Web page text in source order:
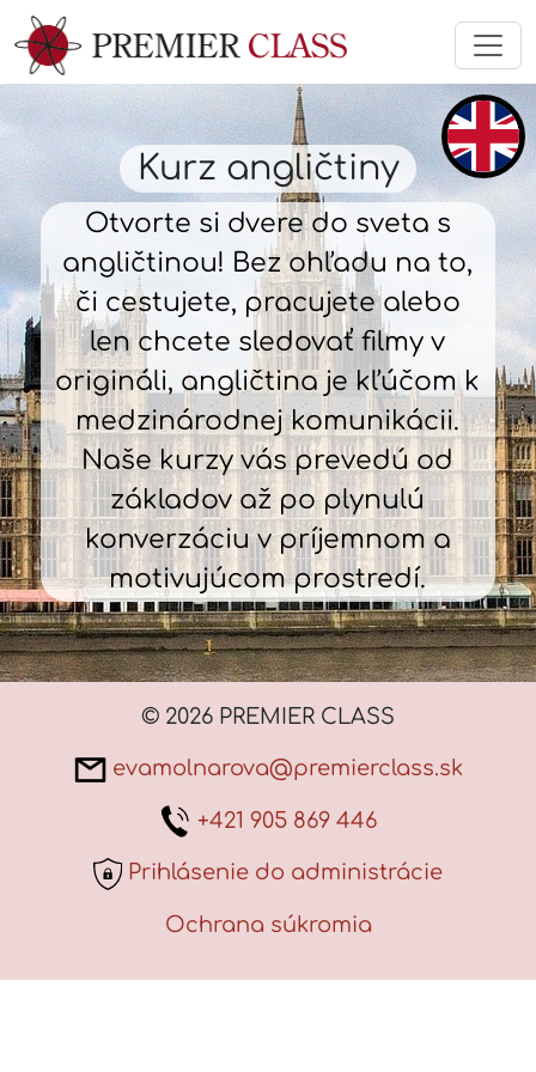
Kurz angličtiny
Otvorte si dvere do sveta s
angličtinou! Bez ohľadu na to,
či cestujete, pracujete alebo
len chcete sledovať filmy v
origináli, angličtina je kľúčom k
medzinárodnej komunikácii.
Naše kurzy vás prevedú od
základov až po plynulú
konverzáciu v príjemnom a
motivujúcom prostredí.
© 2026 PREMIER CLASS
evamolnarova@premierclass.sk
+421 905 869 446
Prihlásenie do administrácie
Ochrana súkromia